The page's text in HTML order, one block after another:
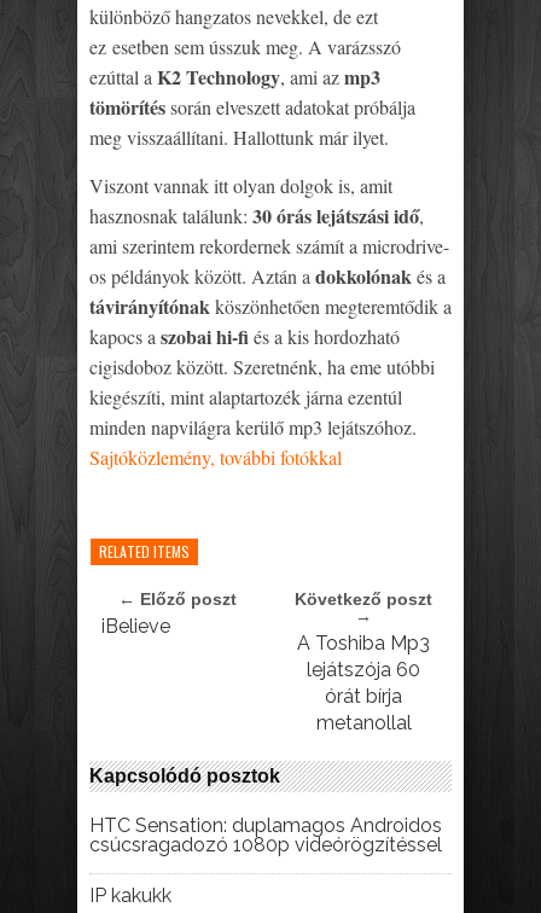
különböző hangzatos nevekkel, de ezt
ez esetben sem ússzuk meg. A varázsszó
ezúttal a K2 Technology, ami azmp3
tömörítéssorán elveszett adatokat próbálja
meg visszaállítani. Hallottunk már ilyet.
Viszont vannak itt olyan dolgok is, amit
hasznosnak találunk: 30 órás lejátszási idő,
ami szerintem rekordernek számít a microdrive-
os példányok között. Aztán a dokkolónakés a
távirányítónakköszönhetően megteremtődik a
kapocs a szobai hi-fiés a kis hordozható
cigisdoboz között. Szeretnénk, ha eme utóbbi
kiegészíti, mint alaptartozék járna ezentúl
minden napvilágra kerülő mp3 lejátszóhoz.
Sajtóközlemény, további fotókkal
RELATED ITEMS
← Előző poszt
iBelieve
Következő poszt
→
A Toshiba Mp3
lejátszója 60
órát bírja
metanollal
Kapcsolódó posztok
HTC Sensation: duplamagos Androidos
csúcsragadozó 1080p videórögzítéssel
IP kakukk